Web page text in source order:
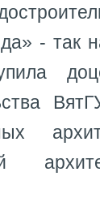
- так